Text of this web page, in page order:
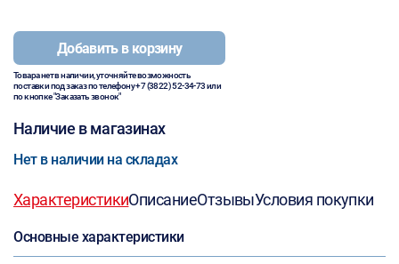
Добавить в корзину
Товара нет в наличии, уточняйте возможность
поставки под заказ по телефону+7 (3822) 52-34-73или
по кнопке "Заказать звонок"
Наличие в магазинах
Нет в наличии на складах
ХарактеристикиОписаниеОтзывыУсловия покупки
Основные характеристики